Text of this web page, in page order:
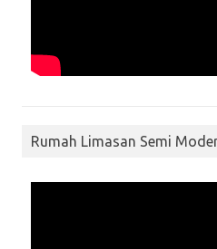
Rumah Limasan Semi